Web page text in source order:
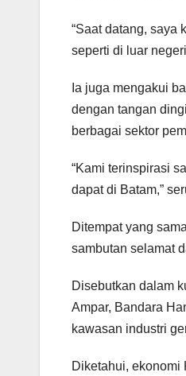
“Saat datang, saya
seperti di luar
Ia juga mengakui
dengan tangan
berbagai sektor
“Kami terinspirasi
dapat di Batam,”
Ditempat yang
sambutan selamat
Disebutkan dalam
Ampar, Bandara
kawasan industri
Diketahui, ekonomi